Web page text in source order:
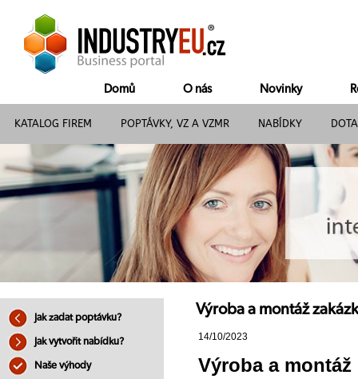
Domů O nás Novinky
KATALOG FIREM POPTÁVKY, VZ A VZMR NABÍDKY
Jak zadat poptávku?
Jak vytvořit nabídku?
Naše výhody
Výroba a montáž
14/10/2023
Výroba a montáž